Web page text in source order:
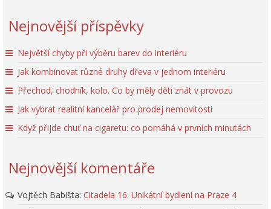
Nejnovější příspěvky
Největší chyby při výběru barev do interiéru
Jak kombinovat různé druhy dřeva v jednom interiéru
Přechod, chodník, kolo. Co by měly děti znát v provozu
Jak vybrat realitní kancelář pro prodej nemovitosti
Když přijde chuť na cigaretu: co pomáhá v prvních minutách
Nejnovější komentáře
Vojtěch Babišta: Citadela 16: Unikátní bydlení na Praze 4